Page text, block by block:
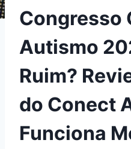
Congresso
Autismo
Ruim?
do Conect
Funciona